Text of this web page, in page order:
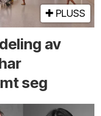
PLUSS
av
seg